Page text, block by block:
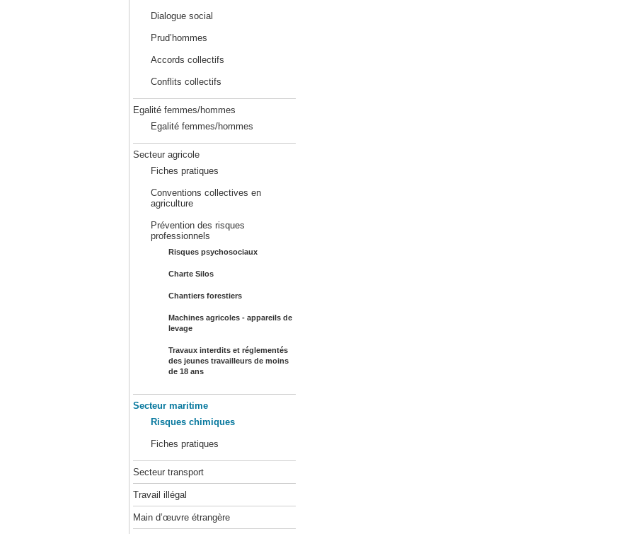
Dialogue social
Prud’hommes
Accords collectifs
Conflits collectifs
Egalité femmes/hommes
Egalité femmes/hommes
Secteur agricole
Fiches pratiques
Conventions collectives en
agriculture
Prévention des risques
professionnels
Risques psychosociaux
Charte Silos
Chantiers forestiers
Machines agricoles - appareils de
levage
Travaux interdits et réglementés
des jeunes travailleurs de moins
de 18 ans
Secteur maritime
Risques chimiques
Fiches pratiques
Secteur transport
Travail illégal
Main d’œuvre étrangère